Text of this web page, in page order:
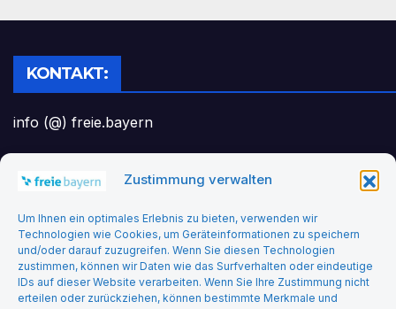
Zustimmung verwalten
Um Ihnen ein optimales Erlebnis zu bieten, verwenden wir
Technologien wie Cookies, um Geräteinformationen zu speichern
und/oder darauf zuzugreifen. Wenn Sie diesen Technologien
zustimmen, können wir Daten wie das Surfverhalten oder eindeutige
IDs auf dieser Website verarbeiten. Wenn Sie Ihre Zustimmung nicht
erteilen oder zurückziehen, können bestimmte Merkmale und
KONTAKT:
info (@) freie.bayern